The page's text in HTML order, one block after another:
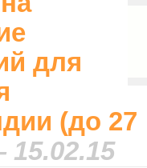
для
(до 27